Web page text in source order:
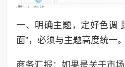
一、明确主题，定好色调
面”，必须与主题高度统一。